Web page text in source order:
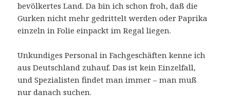
bevölkertes Land. Da bin ich schon froh, daß die
Gurken nicht mehr gedrittelt werden oder Paprika
einzeln in Folie einpackt im Regal liegen.
Unkundiges Personal in Fachgeschäften kenne ich
aus Deutschland zuhauf. Das ist kein Einzelfall,
und Spezialisten findet man immer – man muß
nur danach suchen.